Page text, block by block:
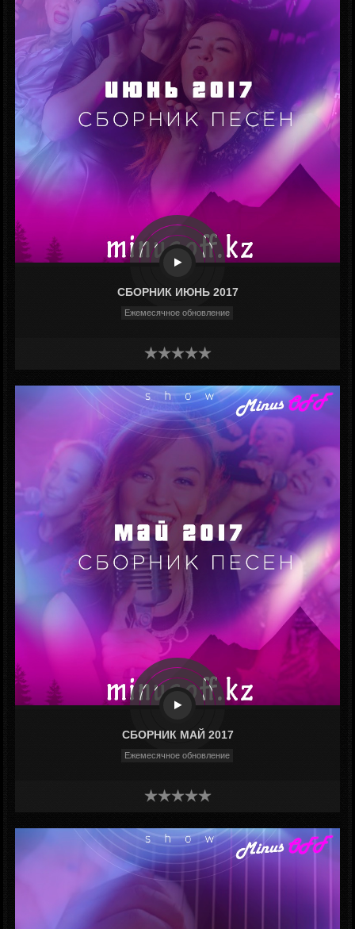
СБОРНИК ИЮНЬ 2017
Ежемесячное обновление
СБОРНИК МАЙ 2017
Ежемесячное обновление